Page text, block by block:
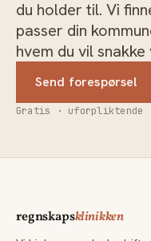
du holder til. Vi
passer din
hvem du vil
Send forespørsel
Gratis · uforpliktende ·
regnskapsklinikken